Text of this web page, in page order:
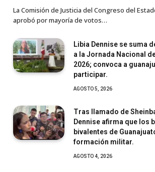
La Comisión de Justicia del Congreso del
aprobó por mayoría de votos…
Libia Dennise se suma
a la Jornada Nacional
2026; convoca a
participar.
AGOSTO 5, 2026
Tras llamado de
Dennise afirma que los
bivalentes de
formación militar.
AGOSTO 4, 2026